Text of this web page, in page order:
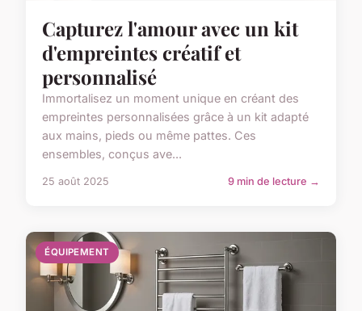
Capturez l'amour avec un kit
d'empreintes créatif et
personnalisé
Immortalisez un moment unique en créant des
empreintes personnalisées grâce à un kit adapté
aux mains, pieds ou même pattes. Ces
ensembles, conçus ave...
25 août 2025 9 min de lecture →
ÉQUIPEMENT